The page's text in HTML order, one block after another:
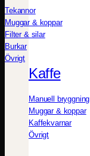
Tekannor
Muggar & koppar
Filter & silar
Burkar
Övrigt
Kaffe
Manuell bryggning
Muggar & koppar
Kaffekvarnar
Övrigt